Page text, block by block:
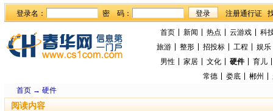
登录名： 密 码：
首页 新闻 热点 云游戏
科
旅游
整形 招投标 工程
娱乐
男性
家居 文化 硬件
育儿
常德
娄底 郴州
首页→ 硬件
阅读内容